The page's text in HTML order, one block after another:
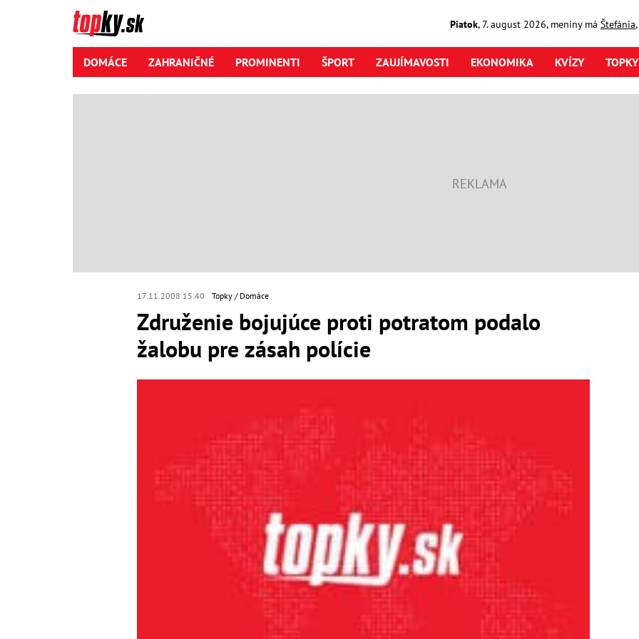
Piatok,7. august2026, meniny má Štefánia
DOMÁCE ZAHRANIČNÉ PROMINENTI ŠPORT ZAUJÍMAVOSTI EKONOMIKA KVÍZY
17.11.2008 15:40 Topky Domáce
Združenie bojujúce proti potratom podalo
žalobu pre zásah polície